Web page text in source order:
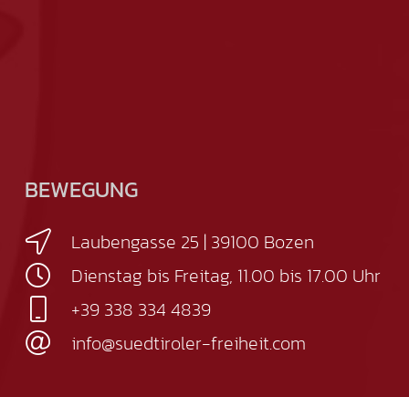
BEWEGUNG
Laubengasse 25 | 39100 Bozen
Dienstag bis Freitag, 11.00 bis 17.00 Uhr
+39 338 334 4839
info@suedtiroler-freiheit.com